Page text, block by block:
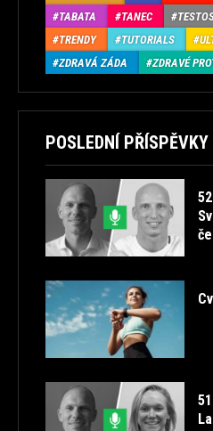
TABATA
TANEC
TRENDY
TUTORIALS
ZDRAVÁ ZÁDA
ZDRAVÉ
POSLEDNÍ PŘÍSPĚVKY